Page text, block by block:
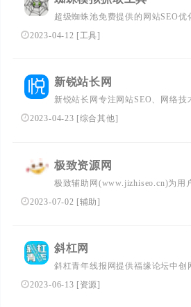
超级蜘蛛池免费提供的网站SEO
布、百度收录批量查询、百度关
蛛模拟抓取等工具，分享网站关
2023-04-12 [工具]
新锐站长网
新锐站长网专注网站SEO、网络
网，一站式小白站长学习技术网
2023-04-23 [综合其他]
极致资源网
极致辅助网(www.jizhiseo.cn)为用
心分享我爱辅助网,678辅助网,游
2023-07-02 [辅助]
斜杠网
斜杠青年线报网提供福缘论坛中创
业项目，聚合知识付费VIP创业课
淘宝电商营销教程，SEO技术、
2023-06-13 [资源]